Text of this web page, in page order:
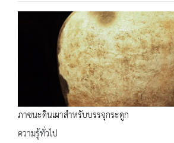
ภาชนะดินเผาสำหรับบรรจุกระดูก
ความรู้ทั่วไป